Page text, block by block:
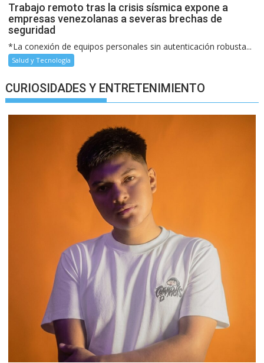
Trabajo remoto tras la crisis sísmica expone a
empresas venezolanas a severas brechas de
seguridad
*La conexión de equipos personales sin autenticación robusta...
Salud y Tecnología
CURIOSIDADES Y ENTRETENIMIENTO